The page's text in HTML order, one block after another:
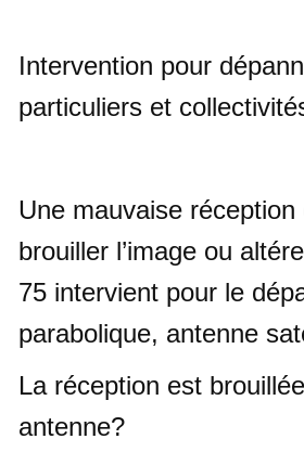
Intervention pour
particuliers et
Une mauvaise
brouiller l’image ou
75 intervient pour le
parabolique, antenne
La réception est
antenne?